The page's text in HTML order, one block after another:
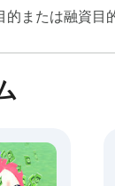
足しないでく
的または融資目